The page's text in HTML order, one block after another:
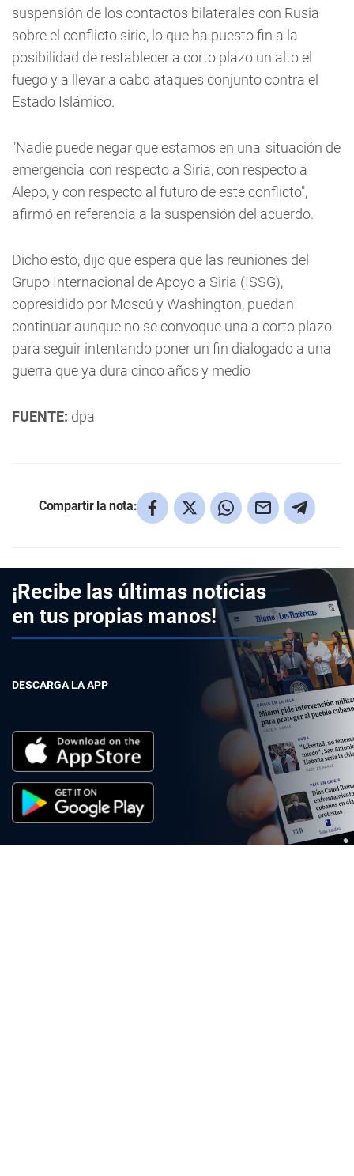
suspensión de los contactos bilaterales con Rusia
sobre el conflicto sirio, lo que ha puesto fin a la
posibilidad de restablecer a corto plazo un alto el
fuego y a llevar a cabo ataques conjunto contra el
Estado Islámico.
"Nadie puede negar que estamos en una 'situación de
emergencia' con respecto a Siria, con respecto a
Alepo, y con respecto al futuro de este conflicto",
afirmó en referencia a la suspensión del acuerdo.
Dicho esto, dijo que espera que las reuniones del
Grupo Internacional de Apoyo a Siria (ISSG),
copresidido por Moscú y Washington, puedan
continuar aunque no se convoque una a corto plazo
para seguir intentando poner un fin dialogado a una
guerra que ya dura cinco años y medio
FUENTE: dpa
Compartir la nota:
¡Recibe las últimas noticias
en tus propias manos!
DESCARGA LA APP